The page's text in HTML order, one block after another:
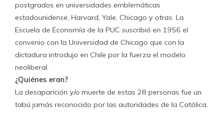
postgrados en universidades emblemáticas
estadounidense, Harvard, Yale, Chicago y otras. La
Escuela de Economía de la PUC suscribió en 1956 el
convenio con la Universidad de Chicago que con la
dictadura introdujo en Chile por la fuerza el modelo
neoliberal.
¿Quiénes eran?
La desaparición y/o muerte de estas 28 personas fue un
tabú jamás reconocido por las autoridades de la Católica.